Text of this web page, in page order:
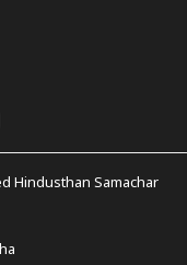
Hindusthan Samachar